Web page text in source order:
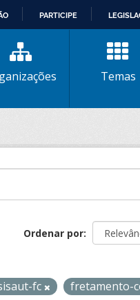
PARTICIPE
Temas
Ordenar por
fc
fretamento-